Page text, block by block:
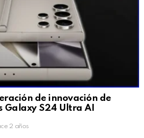
de innovación de
Galaxy S24 Ultra AI
2 años